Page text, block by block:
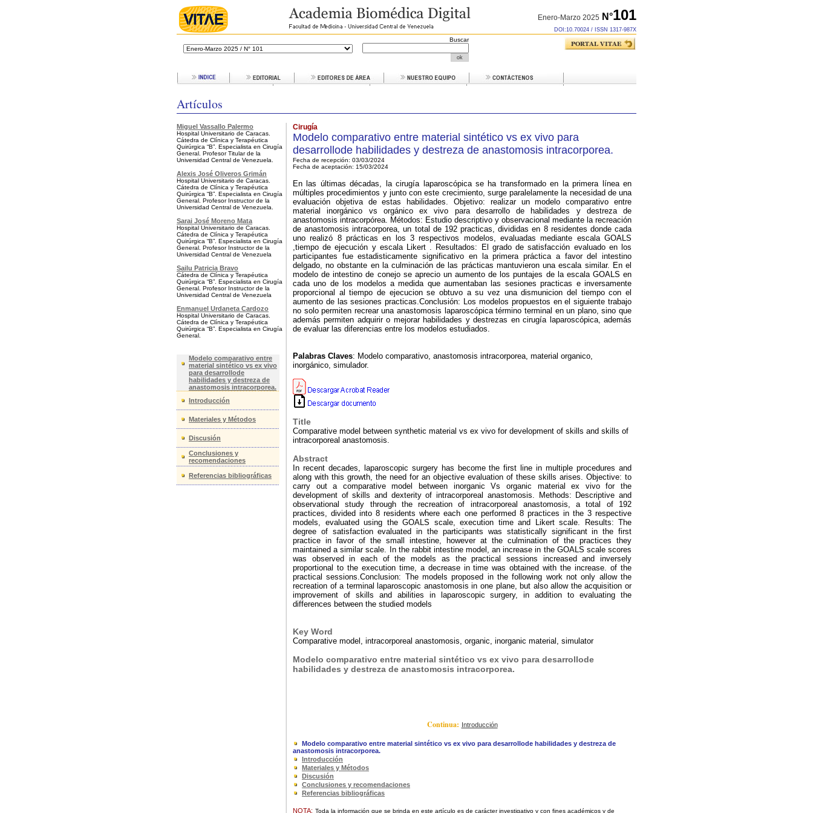
Enero-Marzo 2025 N°101
DOI:10.70024 / ISSN 1317-987X
Buscar
Artículos
Miguel Vassallo Palermo
Hospital Universitario de Caracas.
Cátedra de Clínica y Terapéutica
Quirúrgica “B”. Especialista en Cirugía
General. Profesor Titular de la
Universidad Central de Venezuela.
Alexis José Oliveros Grimán
Hospital Universitario de Caracas.
Cátedra de Clínica y Terapéutica
Quirúrgica “B”. Especialista en Cirugía
General. Profesor Instructor de la
Universidad Central de Venezuela.
Sarai José Moreno Mata
Hospital Universitario de Caracas.
Cátedra de Clínica y Terapéutica
Quirúrgica “B”. Especialista en Cirugía
General. Profesor Instructor de la
Universidad Central de Venezuela
Sailu Patricia Bravo
Cátedra de Clínica y Terapéutica
Quirúrgica “B”. Especialista en Cirugía
General. Profesor Instructor de la
Universidad Central de Venezuela
Enmanuel Urdaneta Cardozo
Hospital Universitario de Caracas.
Cátedra de Clínica y Terapéutica
Quirúrgica “B”. Especialista en Cirugía
General.
Modelo comparativo entre
material sintético vs ex vivo
para desarrollode
habilidades y destreza de
anastomosis intracorporea.
Introducción
Materiales y Métodos
Discusión
Conclusiones y
recomendaciones
Referencias bibliográficas
Cirugía
Modelo comparativo entre material sintético vs ex vivo para
desarrollode habilidades y destreza de anastomosis intracorporea.
Fecha de recepción: 03/03/2024
Fecha de aceptación: 15/03/2024
En las últimas décadas, la cirugía laparoscópica se ha transformado en la primera línea en
múltiples procedimientos y junto con este crecimiento, surge paralelamente la necesidad de una
evaluación objetiva de estas habilidades. Objetivo: realizar un modelo comparativo entre
material inorgánico vs orgánico ex vivo para desarrollo de habilidades y destreza de
anastomosis intracorpórea. Métodos: Estudio descriptivo y observacional mediante la recreación
de anastomosis intracorporea, un total de 192 practicas, divididas en 8 residentes donde cada
uno realizó 8 prácticas en los 3 respectivos modelos, evaluadas mediante escala GOALS
,tiempo de ejecución y escala Likert . Resultados: El grado de satisfacción evaluado en los
participantes fue estadisticamente significativo en la primera práctica a favor del intestino
delgado, no obstante en la culminación de las prácticas mantuvieron una escala similar. En el
modelo de intestino de conejo se aprecio un aumento de los puntajes de la escala GOALS en
cada uno de los modelos a medida que aumentaban las sesiones practicas e inversamente
proporcional al tiempo de ejecucion se obtuvo a su vez una dismunicion del tiempo con el
aumento de las sesiones practicas.Conclusión: Los modelos propuestos en el siguiente trabajo
no solo permiten recrear una anastomosis laparoscópica término terminal en un plano, sino que
además permiten adquirir o mejorar habilidades y destrezas en cirugía laparoscópica, además
de evaluar las diferencias entre los modelos estudiados.
Palabras Claves: Modelo comparativo, anastomosis intracorporea, material organico,
inorgánico, simulador.
Title
Comparative model between synthetic material vs ex vivo for development of skills and skills of
intracorporeal anastomosis.
Abstract
In recent decades, laparoscopic surgery has become the first line in multiple procedures and
along with this growth, the need for an objective evaluation of these skills arises. Objective: to
carry out a comparative model between inorganic Vs organic material ex vivo for the
development of skills and dexterity of intracorporeal anastomosis. Methods: Descriptive and
observational study through the recreation of intracorporeal anastomosis, a total of 192
practices, divided into 8 residents where each one performed 8 practices in the 3 respective
models, evaluated using the GOALS scale, execution time and Likert scale. Results: The
degree of satisfaction evaluated in the participants was statistically significant in the first
practice in favor of the small intestine, however at the culmination of the practices they
maintained a similar scale. In the rabbit intestine model, an increase in the GOALS scale scores
was observed in each of the models as the practical sessions increased and inversely
proportional to the execution time, a decrease in time was obtained with the increase. of the
practical sessions.Conclusion: The models proposed in the following work not only allow the
recreation of a terminal laparoscopic anastomosis in one plane, but also allow the acquisition or
improvement of skills and abilities in laparoscopic surgery, in addition to evaluating the
differences between the studied models
Key Word
Comparative model, intracorporeal anastomosis, organic, inorganic material, simulator
Modelo comparativo entre material sintético vs ex vivo para desarrollode
habilidades y destreza de anastomosis intracorporea.
Continua: Introducción
Modelo comparativo entre material sintético vs ex vivo para desarrollode habilidades y destreza de
anastomosis intracorporea.
Introducción
Materiales y Métodos
Discusión
Conclusiones y recomendaciones
Referencias bibliográficas
NOTA: Toda la información que se brinda en este artículo es de carácter investigativo y con fines académicos y de